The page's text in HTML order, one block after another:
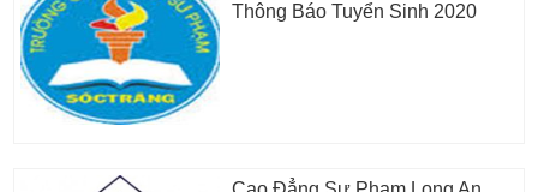
Thông Báo Tuyển Sinh 2020